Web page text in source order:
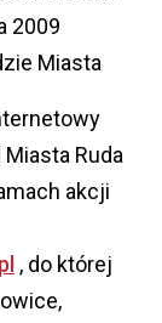
2009
Miasta
Ruda
akcji
, do której